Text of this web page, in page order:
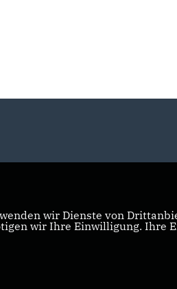
wir Dienste von
wir Ihre Einwilligung. Ihre